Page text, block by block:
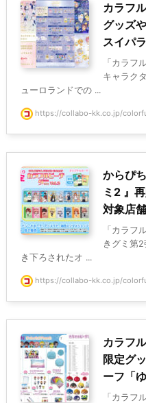
カラフ
グッズ
スイパ
「カラフ
キャラク
ューロランドでの ...
https://collabo-kk.co.jp/
からぴ
ミ2 』
対象店
「カラフ
きグミ第
き下ろされたオ ...
https://collabo-kk.co.jp/
カラフ
限定グ
ーフ「
「カラフ